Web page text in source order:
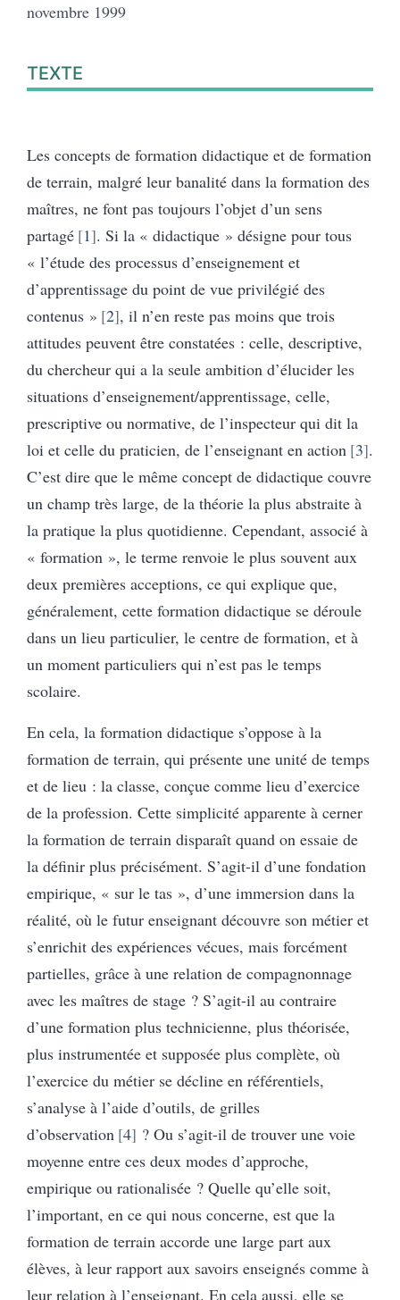
novembre 1999
TEXTE
Les concepts de formation didactique et de formation
de terrain, malgré leur banalité dans la formation des
maîtres, ne font pas toujours l’objet d’un sens
partagé 1 . Si la « didactique » désigne pour tous
« l’étude des processus d’enseignement et
d’apprentissage du point de vue privilégié des
contenus » 2 , il n’en reste pas moins que trois
attitudes peuvent être constatées : celle, descriptive,
du chercheur qui a la seule ambition d’élucider les
situations d’enseignement/apprentissage, celle,
prescriptive ou normative, de l’inspecteur qui dit la
loi et celle du praticien, de l’enseignant en action 3 .
C’est dire que le même concept de didactique couvre
un champ très large, de la théorie la plus abstraite à
la pratique la plus quotidienne. Cependant, associé à
« formation », le terme renvoie le plus souvent aux
deux premières acceptions, ce qui explique que,
généralement, cette formation didactique se déroule
dans un lieu particulier, le centre de formation, et à
un moment particuliers qui n’est pas le temps
scolaire.
En cela, la formation didactique s’oppose à la
formation de terrain, qui présente une unité de temps
et de lieu : la classe, conçue comme lieu d’exercice
de la profession. Cette simplicité apparente à cerner
la formation de terrain disparaît quand on essaie de
la définir plus précisément. S’agit-il d’une fondation
empirique, « sur le tas », d’une immersion dans la
réalité, où le futur enseignant découvre son métier et
s’enrichit des expériences vécues, mais forcément
partielles, grâce à une relation de compagnonnage
avec les maîtres de stage ? S’agit-il au contraire
d’une formation plus technicienne, plus théorisée,
plus instrumentée et supposée plus complète, où
l’exercice du métier se décline en référentiels,
s’analyse à l’aide d’outils, de grilles
d’observation 4 ? Ou s’agit-il de trouver une voie
moyenne entre ces deux modes d’approche,
empirique ou rationalisée ? Quelle qu’elle soit,
l’important, en ce qui nous concerne, est que la
formation de terrain accorde une large part aux
élèves, à leur rapport aux savoirs enseignés comme à
leur relation à l’enseignant. En cela aussi, elle se